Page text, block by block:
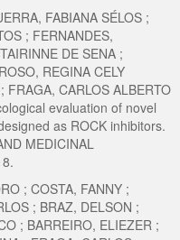
FABIANA SÉLOS ;
; FERNANDES,
DE SENA ;
REGINA CELY
CARLOS ALBERTO
evaluation of novel
as ROCK inhibitors.
MEDICINAL
; COSTA, FANNY ;
; BRAZ, DELSON ;
; BARREIRO, ELIEZER ;